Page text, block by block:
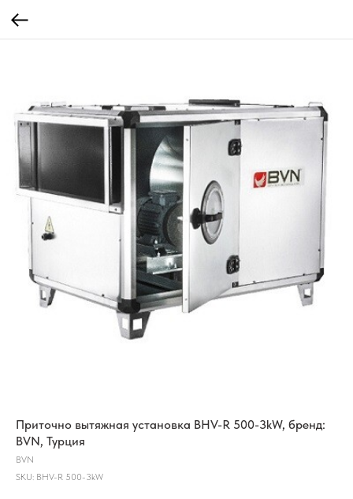
Приточно вытяжная установка BHV-R 500-3kW, бренд:
BVN, Турция
BVN
SKU: BHV-R 500-3kW